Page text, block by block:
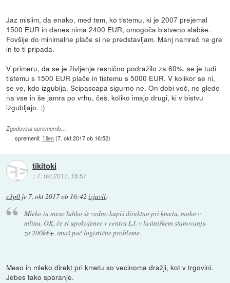
Jaz mislim, da enako, med tem, ko tistemu, ki je 2007 prejemal
1500 EUR in danes nima 2400 EUR, omogoča bistveno slabše.
Fovšije do minimalne plače si ne predstavljam. Manj namreč ne gre
in to ti pripada.
V primeru, da se je življenje resnično podražilo za 60%, se je tudi
tistemu s 1500 EUR plače in tistemu s 5000 EUR. V kolikor se ni,
se ve, kdo izgublja. Scipascapa sigurno ne. On dobi več, ne glede
na vse in še jamra po vrhu, češ, koliko imajo drugi, ki v bistvu
izgubljajo. ;)
Zgodovina sprememb…
spremenil:Tilen(7. okt 2017 ob 16:52)
tikitoki
::7. okt 2017, 16:57
c3p0 je 7. okt 2017 ob 16:42 izjavil:
Mleko in meso lahko še vedno kupiš direktno pri kmetu, moko v
mlinu. OK, če si upokojenec v centru LJ, v lastniškem stanovanju
za 200k€+, imaš pač logistične probleme.
Meso in mleko direkt pri kmetu so vecinoma dražji, kot v trgovini.
Jebes tako sparanje.